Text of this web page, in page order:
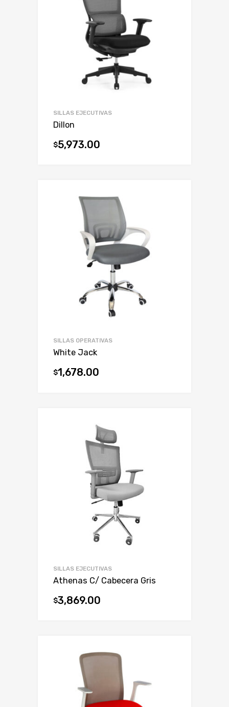
SILLAS EJECUTIVAS
Dillon
$5,973.00
SILLAS OPERATIVAS
White Jack
$1,678.00
SILLAS EJECUTIVAS
Athenas C/ Cabecera Gris
$3,869.00